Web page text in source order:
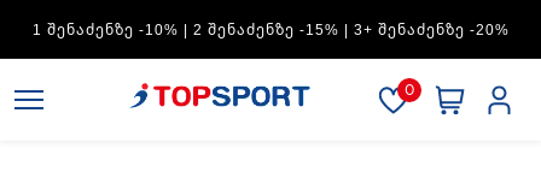
ᲨᲔᲜᲐᲫᲔᲜᲖᲔ -30%
0